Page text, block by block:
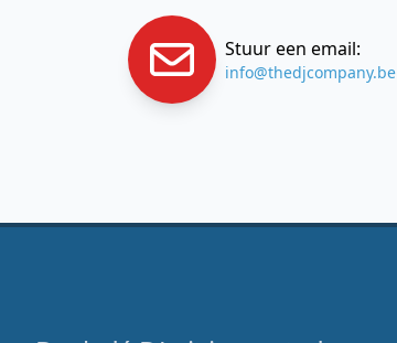
Stuur een email:
info@thedjcompany.be